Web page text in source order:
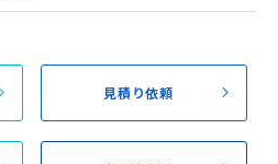
見積り依頼